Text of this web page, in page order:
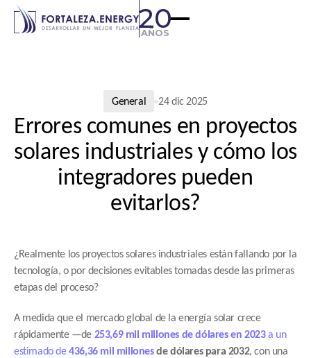
20
AÑOS
General 24 dic 2025
Errores comunes en proyectos
solares industriales y cómo los
integradores pueden
evitarlos?
¿Realmente los proyectos solares industriales están fallando por la
tecnología, o por decisiones evitables tomadas desde las primeras
etapas del proceso?
A medida que el mercado global de la energía solar crece
rápidamente —de 253,69 mil millones de dólares en 2023 a un
estimado de 436,36 mil millones de dólares para 2032